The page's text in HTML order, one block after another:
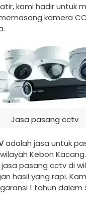
kami hadir untuk
kamera
Jasa pasang cctv
adalah jasa untuk
Kebon
pasang cctv di
hasil yang rapi.
1 tahun dalam